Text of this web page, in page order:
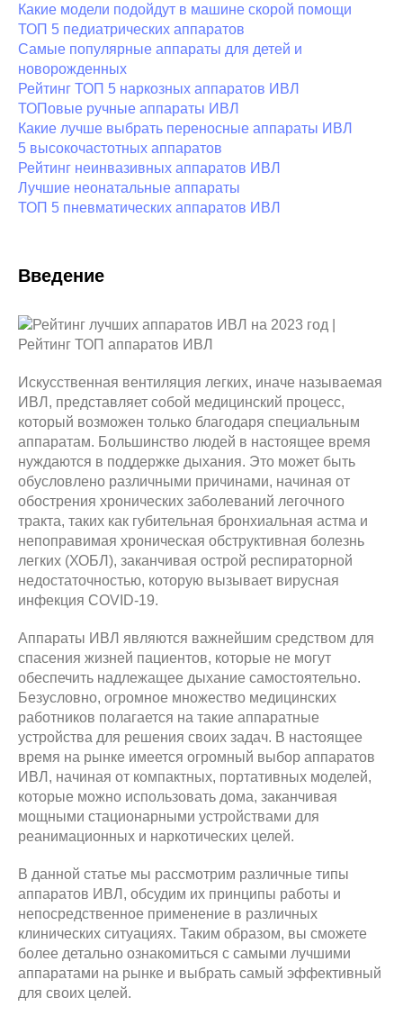
Какие модели подойдут в машине скорой помощи
ТОП 5 педиатрических аппаратов
Самые популярные аппараты для детей и
новорожденных
Рейтинг ТОП 5 наркозных аппаратов ИВЛ
ТОПовые ручные аппараты ИВЛ
Какие лучше выбрать переносные аппараты ИВЛ
5 высокочастотных аппаратов
Рейтинг неинвазивных аппаратов ИВЛ
Лучшие неонатальные аппараты
ТОП 5 пневматических аппаратов ИВЛ
Введение
Искусственная вентиляция легких, иначе называемая
ИВЛ, представляет собой медицинский процесс,
который возможен только благодаря специальным
аппаратам. Большинство людей в настоящее время
нуждаются в поддержке дыхания. Это может быть
обусловлено различными причинами, начиная от
обострения хронических заболеваний легочного
тракта, таких как губительная бронхиальная астма и
непоправимая хроническая обструктивная болезнь
легких (ХОБЛ), заканчивая острой респираторной
недостаточностью, которую вызывает вирусная
инфекция COVID-19.
Аппараты ИВЛ являются важнейшим средством для
спасения жизней пациентов, которые не могут
обеспечить надлежащее дыхание самостоятельно.
Безусловно, огромное множество медицинских
работников полагается на такие аппаратные
устройства для решения своих задач. В настоящее
время на рынке имеется огромный выбор аппаратов
ИВЛ, начиная от компактных, портативных моделей,
которые можно использовать дома, заканчивая
мощными стационарными устройствами для
реанимационных и наркотических целей.
В данной статье мы рассмотрим различные типы
аппаратов ИВЛ, обсудим их принципы работы и
непосредственное применение в различных
клинических ситуациях. Таким образом, вы сможете
более детально ознакомиться с самыми лучшими
аппаратами на рынке и выбрать самый эффективный
для своих целей.